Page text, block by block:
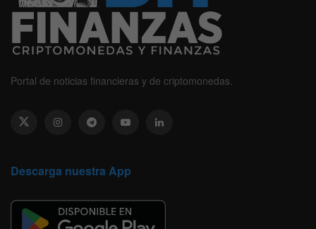
Portal de noticias financieras y de criptomonedas.
Descarga nuestra App